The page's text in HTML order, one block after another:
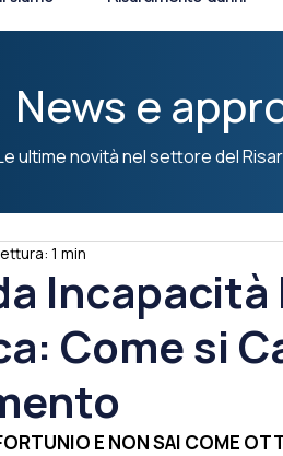
News e
ultime novità nel settore del
Come si
1 min
E NON SAI COME